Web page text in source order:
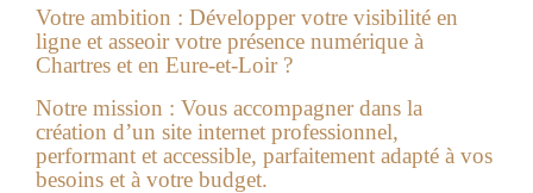
Votre ambition : Développer votre visibilité en
ligne et asseoir votre présence numérique à
Chartres et en Eure-et-Loir?
Notre mission : Vous accompagner dans la
création d’un site internet professionnel,
performant et accessible, parfaitement adapté à vos
besoins et à votre budget.